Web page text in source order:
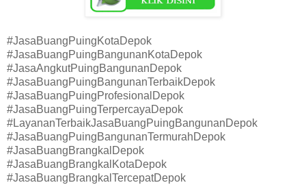
#JasaBuangPuingKotaDepok
#JasaBuangPuingBangunanKotaDepok
#JasaAngkutPuingBangunanDepok
#JasaBuangPuingBangunanTerbaikDepok
#JasaBuangPuingProfesionalDepok
#JasaBuangPuingTerpercayaDepok
#LayananTerbaikJasaBuangPuingBangunanDepok
#JasaBuangPuingBangunanTermurahDepok
#JasaBuangBrangkalDepok
#JasaBuangBrangkalKotaDepok
#JasaBuangBrangkalTercepatDepok